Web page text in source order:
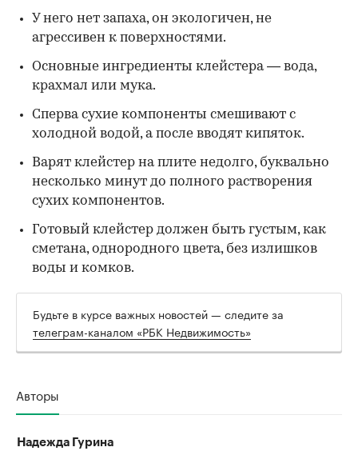
У него нет запаха, он экологичен, не
агрессивен к поверхностями.
Основные ингредиенты клейстера — вода,
крахмал или мука.
Сперва сухие компоненты смешивают с
холодной водой, а после вводят кипяток.
Варят клейстер на плите недолго, буквально
несколько минут до полного растворения
сухих компонентов.
Готовый клейстер должен быть густым, как
сметана, однородного цвета, без излишков
воды и комков.
Будьте в курсе важных новостей — следите за
телеграм-каналом «РБК Недвижимость»
Авторы
Надежда Гурина